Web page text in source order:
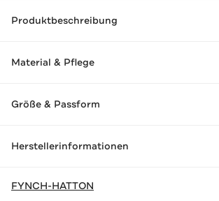
Produktbeschreibung
Material & Pflege
Größe & Passform
Herstellerinformationen
FYNCH-HATTON